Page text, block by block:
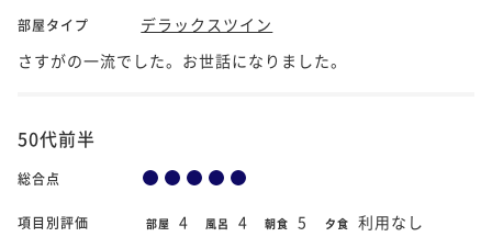
部屋タイプ
デラックスツイン
さすがの一流でした。お世話になりました。
50代前半
総合点
項目別評価 部屋 4 風呂 4 朝食 5 夕食 利用なし